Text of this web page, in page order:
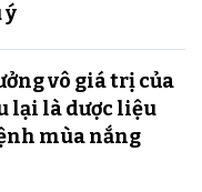
ý
vô giá trị của
lại là dược liệu
mùa nắng